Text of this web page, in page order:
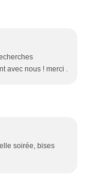
avec nous ! merci .
soirée, bises